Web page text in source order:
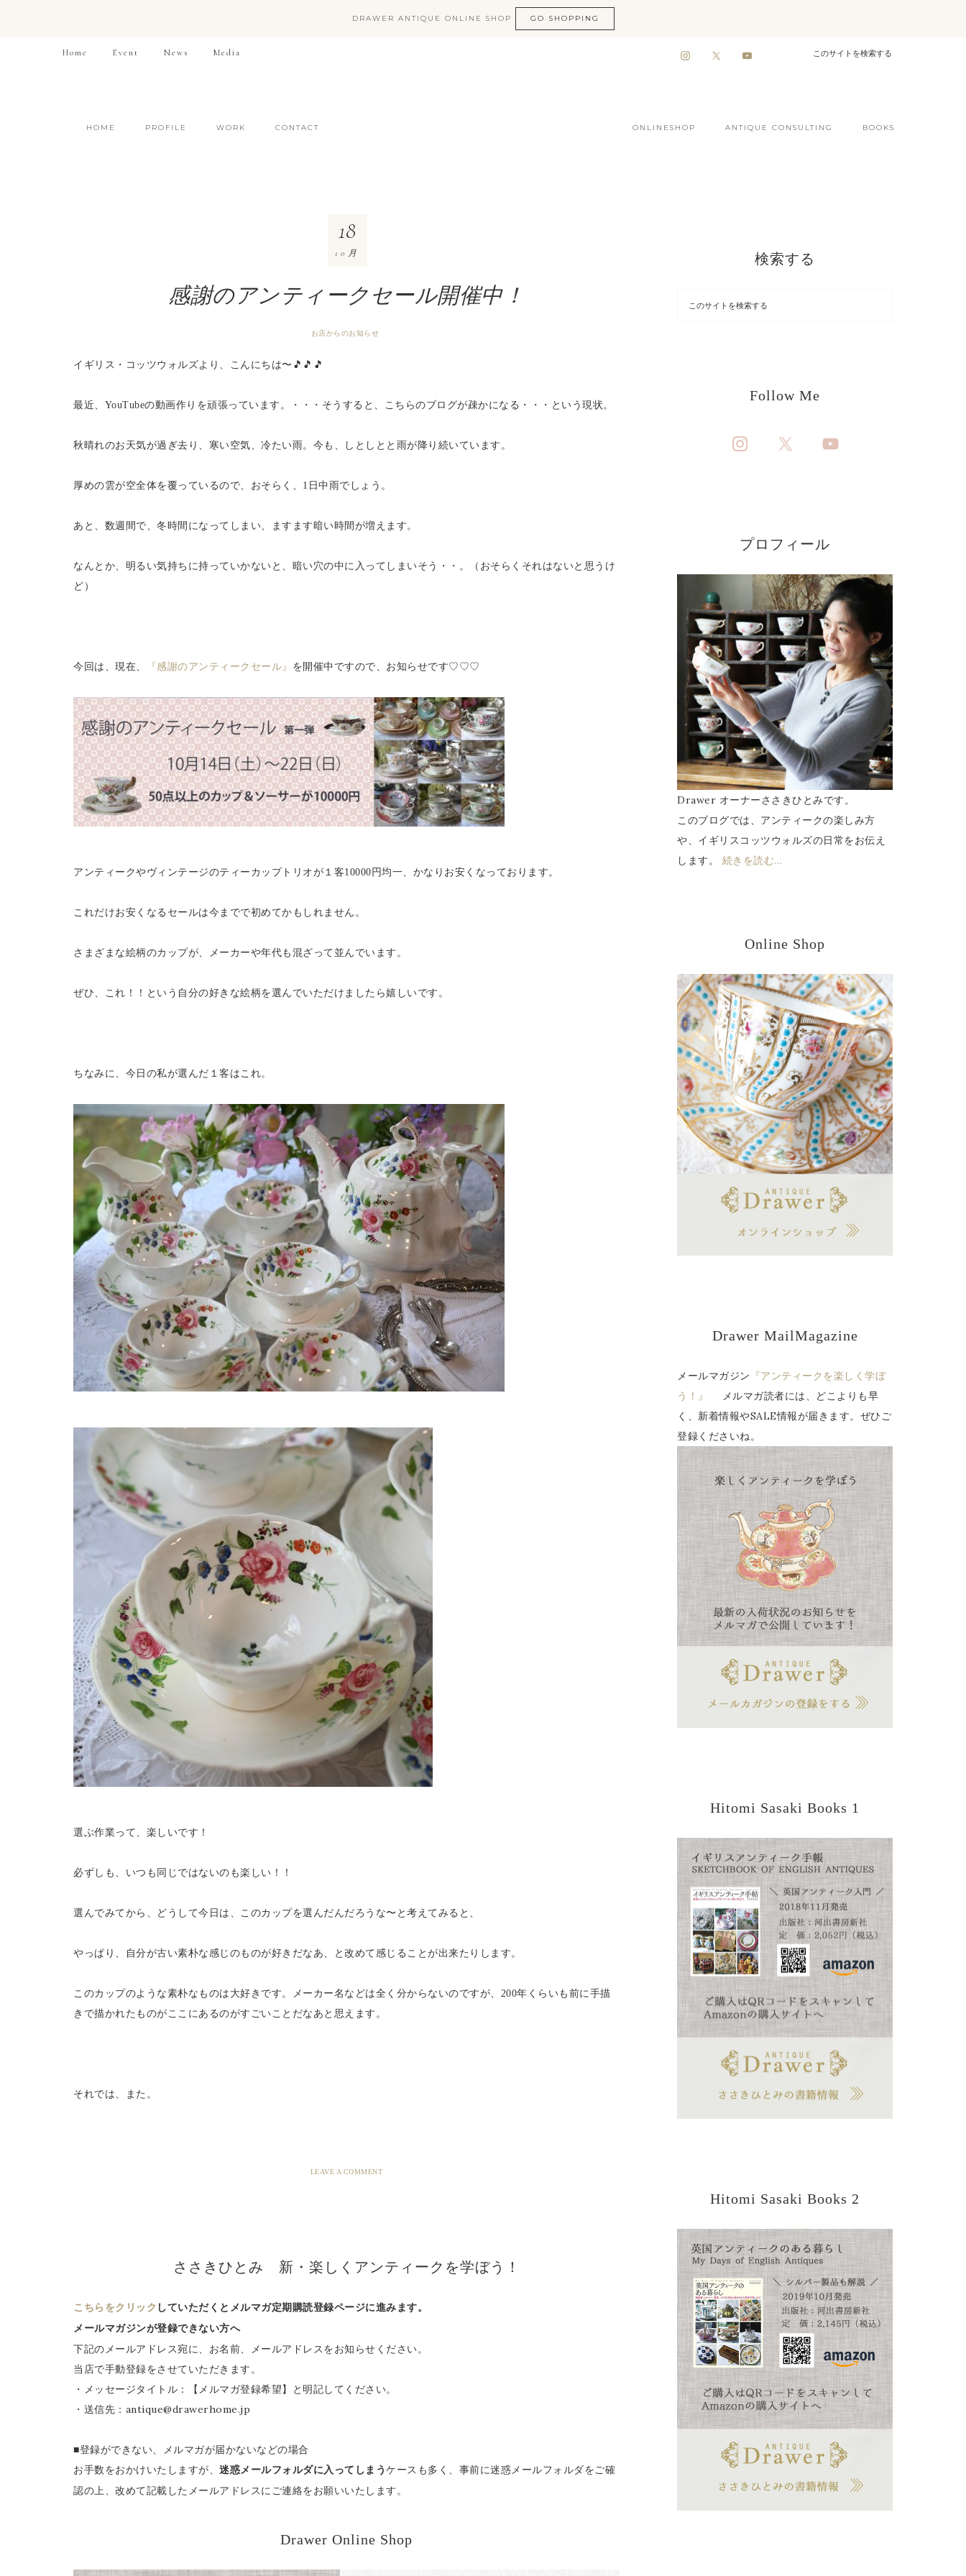
DRAWER ANTIQUE ONLINE SHOP GO SHOPPING
Home Event News Media
HOME PROFILE WORK CONTACT ONLINESHOP ANTIQUE CONSULTING BOOKS
感謝のアンティークセール開催中！
お店からのお知らせ
18
10月
イギリス・コッツウォルズより、こんにちは〜🎵🎵🎵
最近、YouTubeの動画作りを頑張っています。・・・そうすると、こちらのブログが疎かになる・・・という現状。
秋晴れのお天気が過ぎ去り、寒い空気、冷たい雨。今も、しとしとと雨が降り続いています。
厚めの雲が空全体を覆っているので、おそらく、1日中雨でしょう。
あと、数週間で、冬時間になってしまい、ますます暗い時間が増えます。
なんとか、明るい気持ちに持っていかないと、暗い穴の中に入ってしまいそう・・。（おそらくそれはないと思うけ
ど）
今回は、現在、 『感謝のアンティークセール』 を開催中ですので、お知らせです♡♡♡
アンティークやヴィンテージのティーカップトリオが１客10000円均一、かなりお安くなっております。
これだけお安くなるセールは今までで初めてかもしれません。
さまざまな絵柄のカップが、メーカーや年代も混ざって並んでいます。
ぜひ、これ！！という自分の好きな絵柄を選んでいただけましたら嬉しいです。
ちなみに、今日の私が選んだ１客はこれ。
選ぶ作業って、楽しいです！
必ずしも、いつも同じではないのも楽しい！！
選んでみてから、どうして今日は、このカップを選んだんだろうな〜と考えてみると、
やっぱり、自分が古い素朴な感じのものが好きだなあ、と改めて感じることが出来たりします。
このカップのような素朴なものは大好きです。メーカー名などは全く分からないのですが、200年くらいも前に手描
きで描かれたものがここにあるのがすごいことだなあと思えます。
それでは、また。
LEAVE A COMMENT
ささきひとみ 新・楽しくアンティークを学ぼう！
こちらをクリック していただくとメルマガ定期購読登録ページに進みます。
メールマガジンが登録できない方へ
下記のメールアドレス宛に、お名前、メールアドレスをお知らせください。
当店で手動登録をさせていただきます。
・メッセージタイトル：【メルマガ登録希望】と明記してください。
・送信先：antique@drawerhome.jp
■登録ができない、メルマガが届かないなどの場合
お手数をおかけいたしますが、 迷惑メールフォルダに入ってしまう ケースも多く、事前に迷惑メールフォルダをご確
認の上、改めて記載したメールアドレスにご連絡をお願いいたします。
Drawer Online Shop
検索する
Follow Me
プロフィール
Drawer オーナーささきひとみです。
このブログでは、アンティークの楽しみ方
や、イギリスコッツウォルズの日常をお伝え
します。 続きを読む…
Online Shop
Drawer MailMagazine
メールマガジン 『アンティークを楽しく学ぼ
う！』
メルマガ読者には、どこよりも早
く、新着情報やSALE情報が届きます。ぜひご
登録くださいね。
Hitomi Sasaki Books 1
Hitomi Sasaki Books 2